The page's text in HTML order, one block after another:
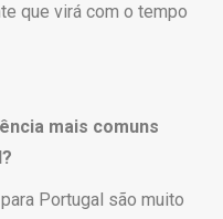
que virá com o tempo
mais comuns
Portugal são muito